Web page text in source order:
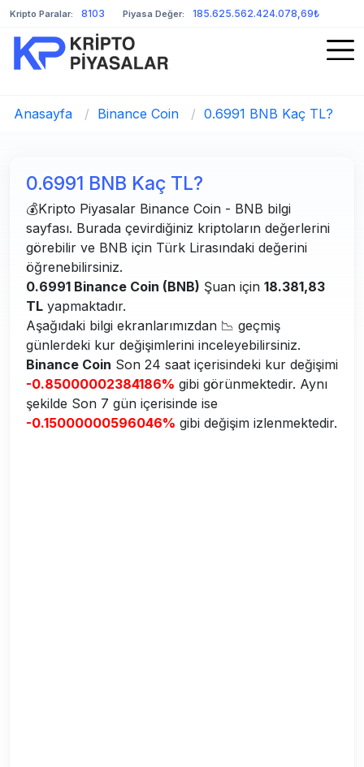
Kripto Paralar: 8103 Piyasa Değer: 185.625.562.424.078,69₺
Anasayfa / Binance Coin / 0.6991 BNB Kaç TL?
0.6991 BNB Kaç TL?
💰Kripto Piyasalar Binance Coin - BNB bilgi
sayfası. Burada çevirdiğiniz kriptoların değerlerini
görebilir ve BNB için Türk Lirasındaki değerini
öğrenebilirsiniz.
0.6991 Binance Coin (BNB) Şuan için 18.381,83
TL yapmaktadır.
Aşağıdaki bilgi ekranlarımızdan 📉 geçmiş
günlerdeki kur değişimlerini inceleyebilirsiniz.
Binance Coin Son 24 saat içerisindeki kur değişimi
-0.85000002384186% gibi görünmektedir. Aynı
şekilde Son 7 gün içerisinde ise
-0.15000000596046% gibi değişim izlenmektedir.